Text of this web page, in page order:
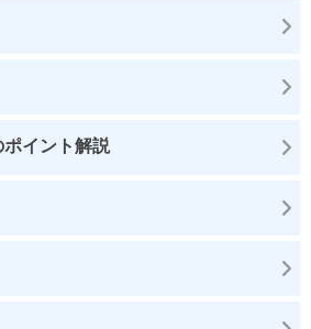
イント解説